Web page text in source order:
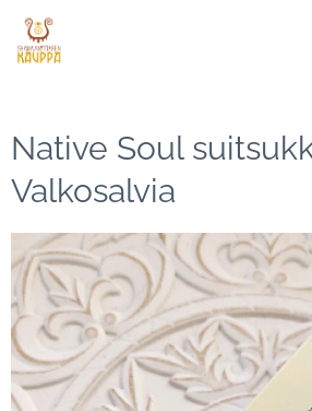
Native Soul
Valkosalvia